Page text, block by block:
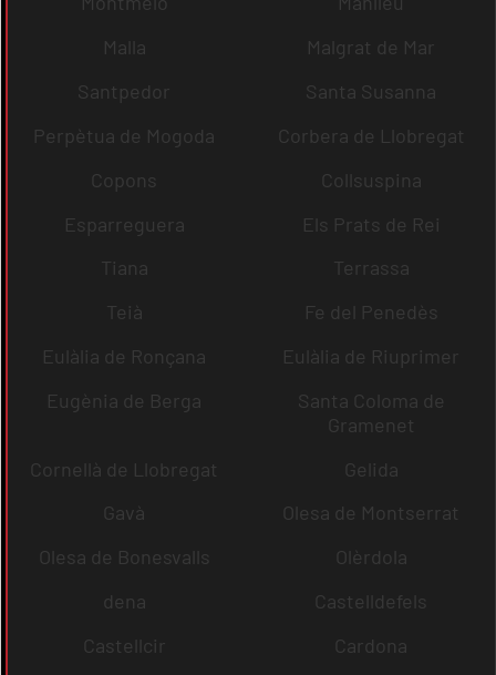
Malla
Malgrat de Mar
Santpedor
Santa Susanna
Perpètua de Mogoda
Corbera de Llobregat
Copons
Collsuspina
Esparreguera
Els Prats de Rei
Tiana
Terrassa
Teià
Fe del Penedès
Eulàlia de Ronçana
Eulàlia de Riuprimer
Eugènia de Berga
Santa Coloma de
Gramenet
Cornellà de Llobregat
Gelida
Gavà
Olesa de Montserrat
Olesa de Bonesvalls
Olèrdola
dena
Castelldefels
Castellcir
Cardona